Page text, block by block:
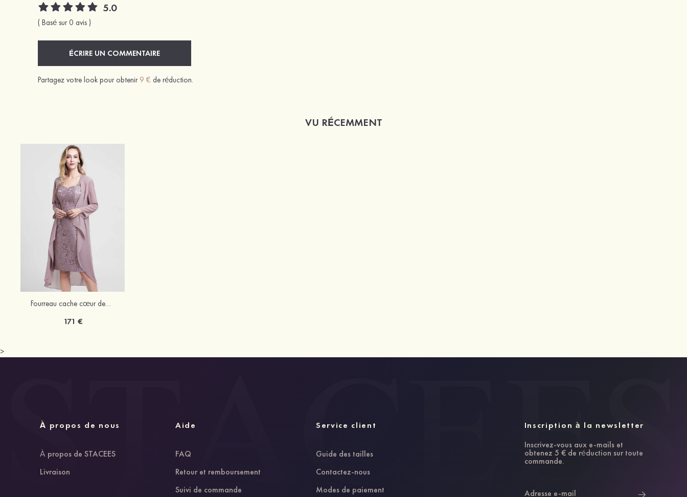
5.0
( Basé sur 0 avis )
ÉCRIRE UN COMMENTAIRE
Partagez votre look pour obtenir 9 € de réduction.
VU RÉCEMMENT
Fourreau cache cœur dentelle longueur genou robe de mère de la mariée avec veste
171 €
>
À propos de nous
À propos de STACEES
Livraison
Aide
FAQ
Retour et remboursement
Suivi de commande
Service client
Guide des tailles
Contactez-nous
Modes de paiement
Inscription à la newsletter
Inscrivez-vous aux e-mails et
obtenez 5 € de réduction sur toute
commande.
Adresse e-mail